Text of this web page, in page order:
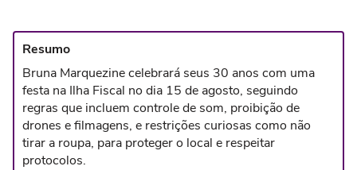
Resumo
Bruna Marquezine celebrará seus 30 anos com uma
festa na Ilha Fiscal no dia 15 de agosto, seguindo
regras que incluem controle de som, proibição de
drones e filmagens, e restrições curiosas como não
tirar a roupa, para proteger o local e respeitar
protocolos.